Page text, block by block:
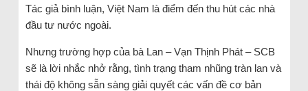
Tác giả bình luận, Việt Nam là điểm đến thu hút các nhà
đầu tư nước ngoài.
Nhưng trường hợp của bà Lan – Vạn Thịnh Phát – SCB
sẽ là lời nhắc nhở rằng, tình trạng tham nhũng tràn lan và
thái độ không sẵn sàng giải quyết các vấn đề cơ bản